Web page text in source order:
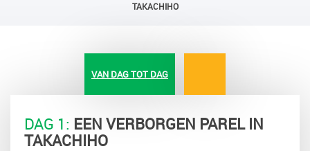
TAKACHIHO
VAN DAG TOT DAG
DAG 1: EEN VERBORGEN PAREL IN
TAKACHIHO